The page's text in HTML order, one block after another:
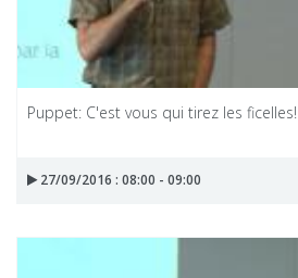
Puppet: C'est vous qui tirez les ficelles!
27/09/2016 : 08:00 - 09:00